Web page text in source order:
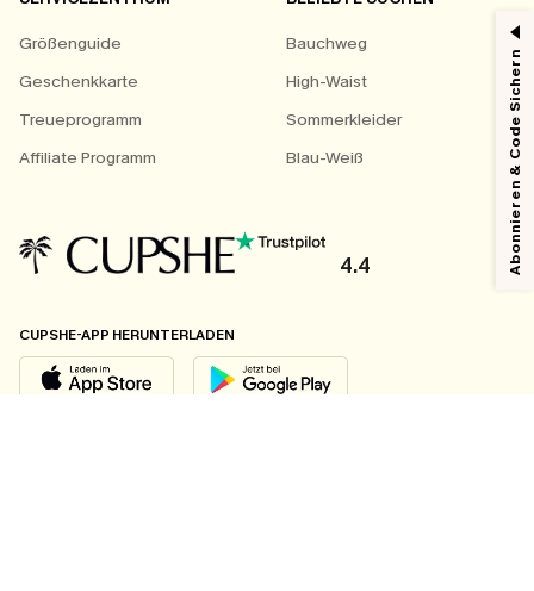
Größenguide
Geschenkkarte
Treueprogramm
Affiliate Programm
Bauchweg
High-Waist
Sommerkleider
Blau-Weiß
4.4
CUPSHE-APP HERUNTERLADEN
Abonnieren & Code Sichern